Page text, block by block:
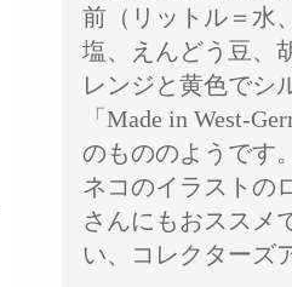
前（リットル＝水
塩、えんどう豆、
レンジと黄色でシ
「Made in West-
のもののようです
ネコのイラストの
さんにもおススメ
い、コレクターズ